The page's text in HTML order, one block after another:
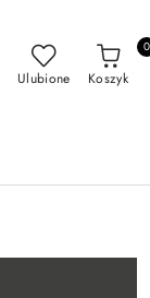
Ulubione Koszyk
0